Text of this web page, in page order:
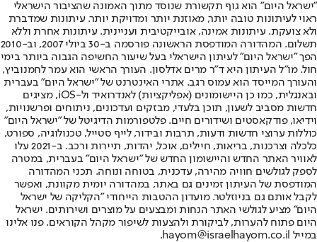
"ישראל היום" הוא גוף תקשורת שנוסד מתוך האמונה שהציבור הישראלי
ראוי לעיתונות טובה יותר, מאוזנת יותר ומדויקת יותר. עיתונות שמדברת
ולא צועקת. עיתונות אמינה, אובייקטיבית ועניינית. עיתונות אחרת וללא
תשלום. המהדורה המודפסת הראשונה פורסמה ב-30 ביולי 2007, וב-2010
הפך "ישראל היום" לעיתון הישראלי בעל שיעור החשיפה הגבוה ביותר בימי
חול. מו"ל העיתון היא ד"ר מרים אדלסון. העורך הראשי הוא עמר לחמנוביץ,
והעורך המייסד הוא עמוס רגב. אתרי האינטרנט של "ישראל היום" בעברית
ובאנגלית, כמו כן היישומונים (אפליקציות) לאנדרואיד ול-iOS, מציגים
חדשות מסביב לשעון, תוכן בלעדי, מבזקים ועדכונים, ניתוחים ופרשנויות,
וידיאו, פודקאסטים ושידורים חיים. פלטפורמות הדיגיטל של "ישראל היום"
כוללות ערוצי חדשות ודעות, תרבות ובידור, לייף סטייל, טכנולוגיה, ספורט,
כלכלה וצרכנות, בריאות, חיילים, אוכל, יהדות, תיירות ורכב. ב-2021 עלו
לאוויר האתר החדש והיישומון החדש של "ישראל היום" בעברית, במטרה
לספק לגולשים חוויה מהירה, עדכנית, בטוחה ונוחה. תכני המהדורה
המודפסת של העיתון זמינים גם באתר, במהדורה יומית מקוונת, ואפשר
לקבל אותם גם בניוזלטר. מועדון ההטבות הייחודי "הקליקה של ישראל
היום" מציע לגולשי האתר הנחות ומבצעים על מוצרים ושירותים. ישראל
היום פתוח להערות, לביקורת ולהצעות לשיפור מקהל הקוראים. פנו אלינו
במייל hayom@israelhayom.co.il.